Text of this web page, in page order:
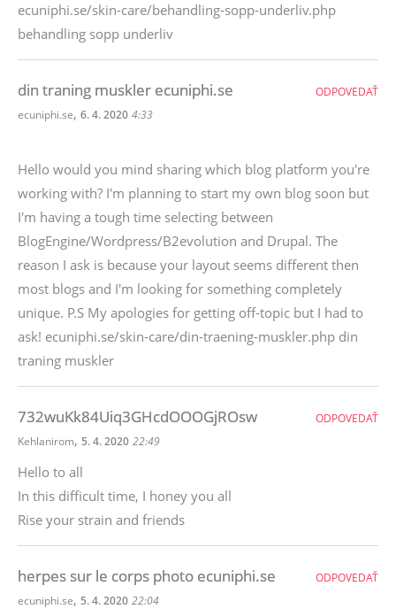
ecuniphi.se/skin-care/behandling-sopp-underliv.php
behandling sopp underliv
din traning muskler ecuniphi.se
ecuniphi.se, 6. 4. 2020 4:33
Hello would you mind sharing which blog platform you're
working with? I'm planning to start my own blog soon but
I'm having a tough time selecting between
BlogEngine/Wordpress/B2evolution and Drupal. The
reason I ask is because your layout seems different then
most blogs and I'm looking for something completely
unique. P.S My apologies for getting off-topic but I had to
ask! ecuniphi.se/skin-care/din-traening-muskler.php din
traning muskler
ODPOVEDAŤ
732wuKk84Uiq3GHcdOOOGjROsw
Kehlanirom, 5. 4. 2020 22:49
Hello to all
In this difficult time, I honey you all
Rise your strain and friends
ODPOVEDAŤ
herpes sur le corps photo ecuniphi.se
ecuniphi.se, 5. 4. 2020 22:04
ODPOVEDAŤ